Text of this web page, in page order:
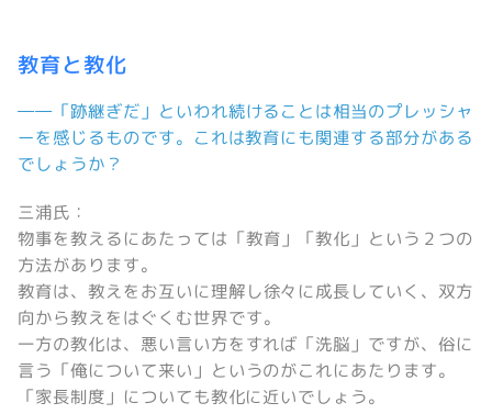
教育と教化
――「跡継ぎだ」といわれ続けることは相当のプレッシャ
ーを感じるものです。これは教育にも関連する部分がある
でしょうか？
三浦氏：
物事を教えるにあたっては「教育」「教化」という２つの
方法があります。
教育は、教えをお互いに理解し徐々に成長していく、双方
向から教えをはぐくむ世界です。
一方の教化は、悪い言い方をすれば「洗脳」ですが、俗に
言う「俺について来い」というのがこれにあたります。
「家長制度」についても教化に近いでしょう。